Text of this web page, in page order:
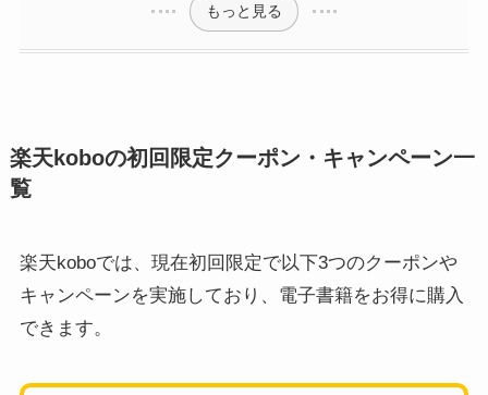
もっと見る
楽天koboの初回限定クーポン・キャンペーン一
覧
楽天koboでは、現在初回限定で以下3つのクーポンや
キャンペーンを実施しており、電子書籍をお得に購入
できます。